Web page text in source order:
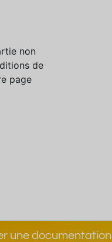
non
de
page
une documentation